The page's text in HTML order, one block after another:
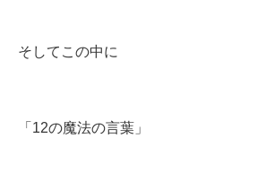
そしてこの中に
「12の魔法の言葉」